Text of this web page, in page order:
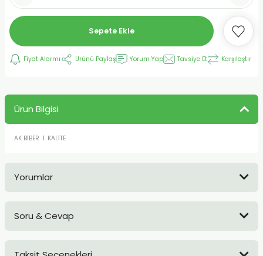
Sepete Ekle
Fiyat Alarmı Ürünü Paylaş Yorum Yap Tavsiye Et Karşılaştır
Ürün Bilgisi
AK BİBER 1. KALİTE
Yorumlar
Soru & Cevap